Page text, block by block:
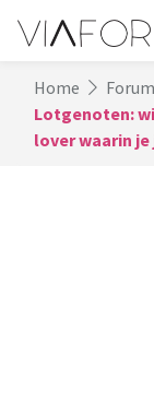
Home Forum
Lotgenoten:
lover waarin